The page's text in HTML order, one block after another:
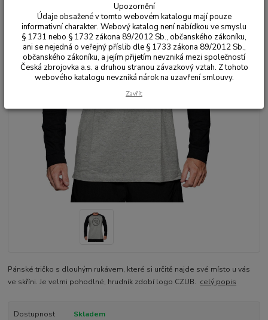
Pánské tričko s dlouhým rukávem, které si určitě najde své místo u vás
ve skříni. Je velmi pohodlné, hrudník zdobí logo CZUB. celý popis
Dostupnost
Skladem
Upozornění
Údaje obsažené v tomto webovém katalogu mají pouze
informativní charakter. Webový katalog není nabídkou ve smyslu
§ 1731 nebo § 1732 zákona 89/2012 Sb., občanského zákoníku,
ani se nejedná o veřejný příslib dle § 1733 zákona 89/2012 Sb.,
občanského zákoníku, a jejím přijetím nevzniká mezi společností
Česká zbrojovka a.s. a druhou stranou závazkový vztah. Z tohoto
webového katalogu nevzniká nárok na uzavření smlouvy.
Zavřít